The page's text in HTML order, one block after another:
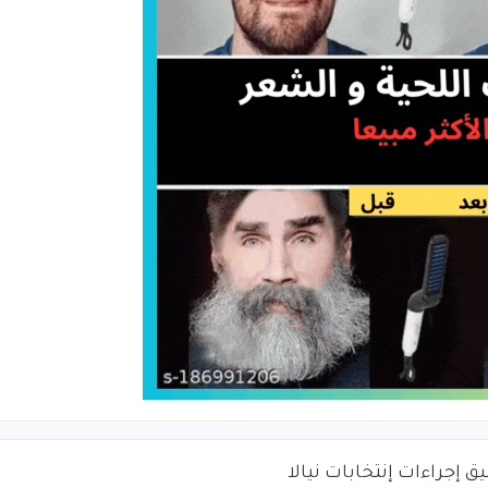
إجراءات إنتخابات نيالا